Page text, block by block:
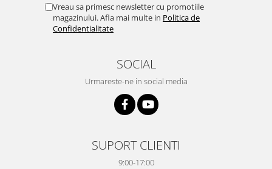
Vreau sa primesc newsletter cu promotiile
magazinului. Afla mai multe in Politica de
Confidentialitate
SOCIAL
Urmareste-ne in social media
SUPORT CLIENTI
9:00-17:00